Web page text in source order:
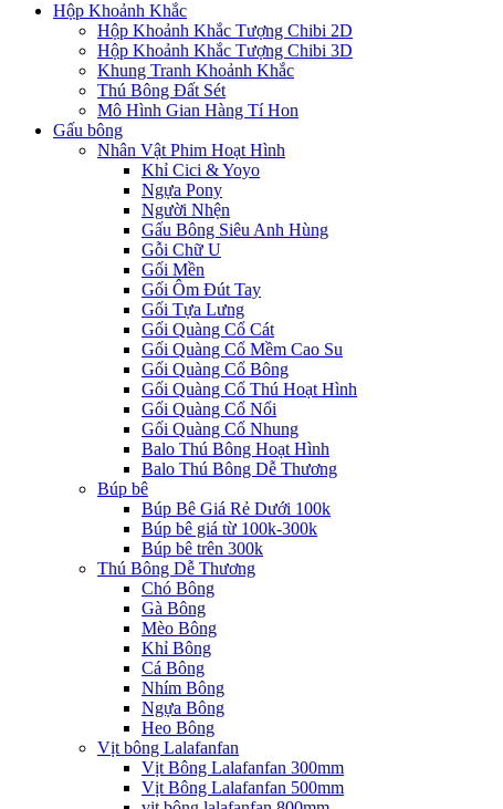
Hộp Khoảnh Khắc
Hộp Khoảnh Khắc Tượng Chibi 2D
Hộp Khoảnh Khắc Tượng Chibi 3D
Khung Tranh Khoảnh Khắc
Thú Bông Đất Sét
Mô Hình Gian Hàng Tí Hon
Gấu bông
Nhân Vật Phim Hoạt Hình
Khỉ Cici & Yoyo
Ngựa Pony
Người Nhện
Gấu Bông Siêu Anh Hùng
Gỗi Chữ U
Gối Mền
Gối Ôm Đút Tay
Gối Tựa Lưng
Gối Quàng Cổ Cát
Gối Quàng Cổ Mềm Cao Su
Gối Quàng Cổ Bông
Gối Quàng Cổ Thú Hoạt Hình
Gối Quàng Cổ Nổi
Gối Quàng Cổ Nhung
Balo Thú Bông Hoạt Hình
Balo Thú Bông Dễ Thương
Búp bê
Búp Bê Giá Rẻ Dưới 100k
Búp bê giá từ 100k-300k
Búp bê trên 300k
Thú Bông Dễ Thương
Chó Bông
Gà Bông
Mèo Bông
Khỉ Bông
Cá Bông
Nhím Bông
Ngựa Bông
Heo Bông
Vịt bông Lalafanfan
Vịt Bông Lalafanfan 300mm
Vịt Bông Lalafanfan 500mm